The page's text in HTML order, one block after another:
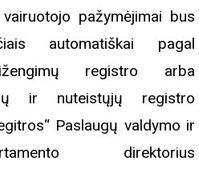
pažymėjimai bus
automatiškai pagal
registro arba
ir nuteistųjų registro
Paslaugų valdymo ir
direktorius